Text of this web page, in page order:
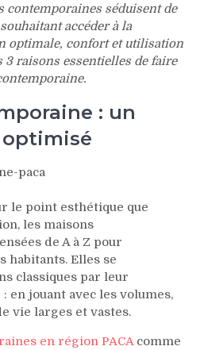
contemporaines séduisent de
accéder à la
optimale, confort et utilisation
3 raisons essentielles de faire
: un
optimisé
le point esthétique que
les maisons
de A à Z pour
habitants. Elles se
classiques par leur
en jouant avec les volumes,
vie larges et vastes.
en région PACAcomme